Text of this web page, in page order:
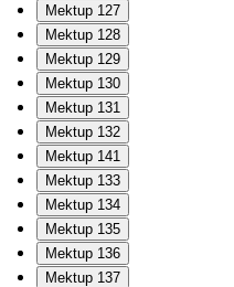
Mektup 127
Mektup 128
Mektup 129
Mektup 130
Mektup 131
Mektup 132
Mektup 141
Mektup 133
Mektup 134
Mektup 135
Mektup 136
Mektup 137